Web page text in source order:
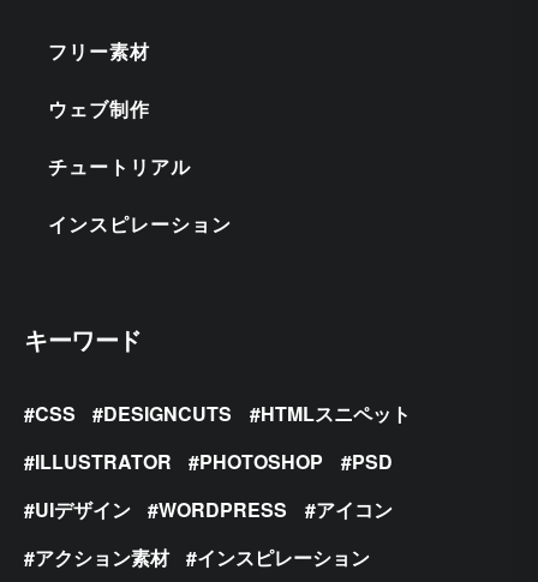
フリー素材
ウェブ制作
チュートリアル
インスピレーション
キーワード
CSS DESIGNCUTS
HTMLスニペット
ILLUSTRATOR
PHOTOSHOP
PSD
UIデザイン
WORDPRESS
アイコン
アクション素材
インスピレーション